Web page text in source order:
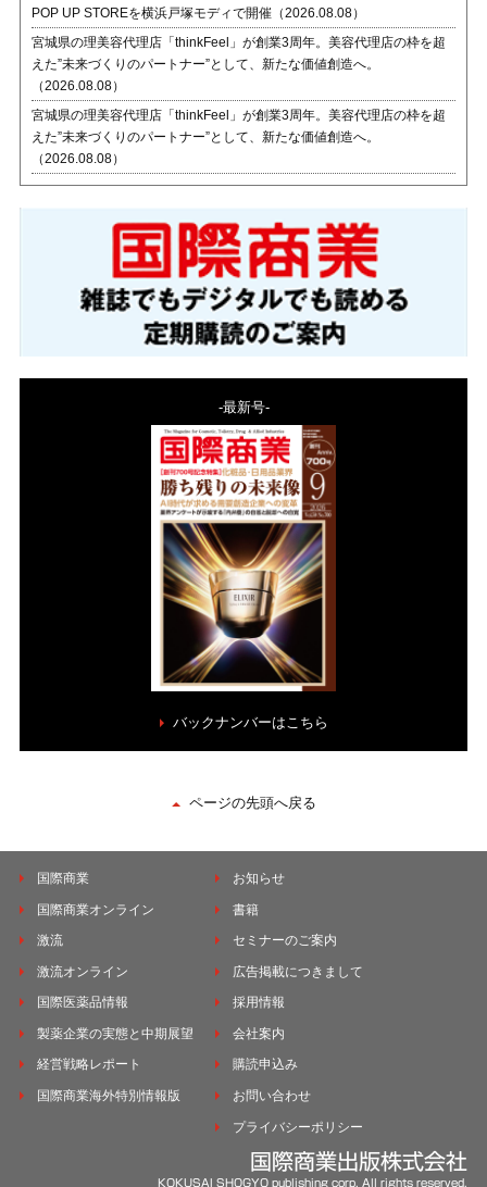
POP UP STOREを横浜戸塚モディで開催（2026.08.08）
宮城県の理美容代理店「thinkFeel」が創業3周年。美容代理店の枠を超
えた”未来づくりのパートナー”として、新たな価値創造へ。
（2026.08.08）
宮城県の理美容代理店「thinkFeel」が創業3周年。美容代理店の枠を超
えた”未来づくりのパートナー”として、新たな価値創造へ。
（2026.08.08）
-最新号-
バックナンバーはこちら
ページの先頭へ戻る
国際商業
国際商業オンライン
激流
激流オンライン
国際医薬品情報
製薬企業の実態と中期展望
経営戦略レポート
国際商業海外特別情報版
お知らせ
書籍
セミナーのご案内
広告掲載につきまして
採用情報
会社案内
購読申込み
お問い合わせ
プライバシーポリシー